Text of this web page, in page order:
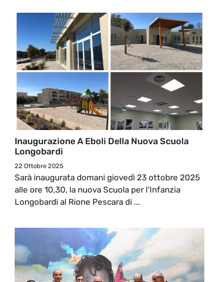
Inaugurazione A Eboli Della Nuova Scuola
Longobardi
22 Ottobre 2025
Sarà inaugurata domani giovedì 23 ottobre 2025
alle ore 10,30, la nuova Scuola per l’Infanzia
Longobardi al Rione Pescara di ...